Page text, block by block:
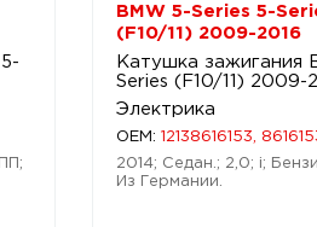
BMW 5-Series 5-
(F10/11) 2009-2016
Катушка зажигания
Series (F10/11) 2009-
Электрика
OEM: 12138616153,
2014; Седан.; 2,0; i;
Из Германии.